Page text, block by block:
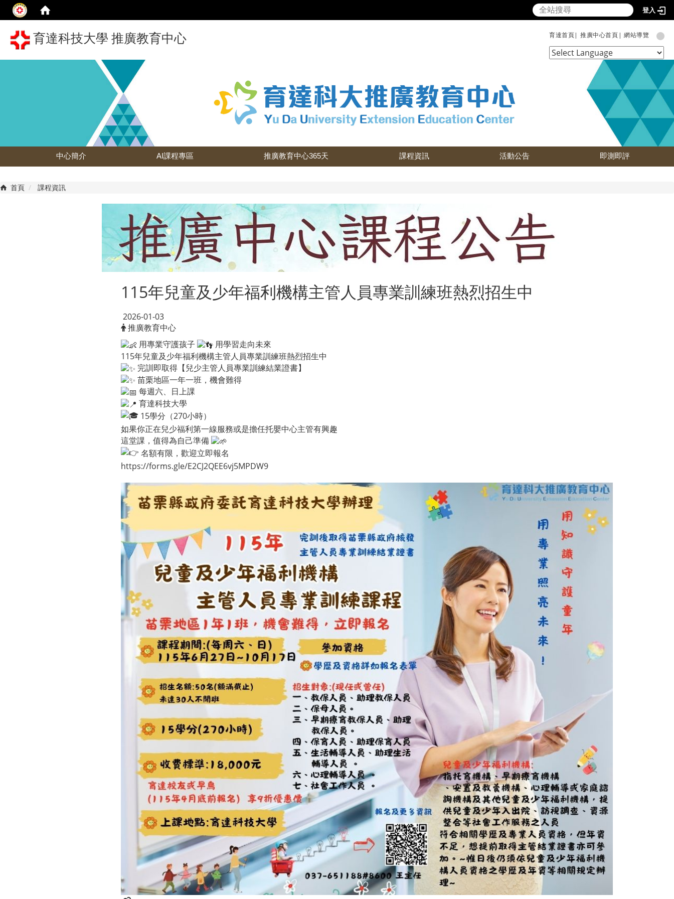
登入
育達科技大學 推廣教育中心 育達首頁| 推廣中心首頁| 網站導覽
Translate
中心簡介 AI課程專區 推廣教育中心365天 課程資訊 活動公告 即測即評
首頁 課程資訊
115年兒童及少年福利機構主管人員專業訓練班熱烈招生中
2026-01-03
推廣教育中心
用專業守護孩子
用學習走向未來
115年兒童及少年福利機構主管人員專業訓練班熱烈招生中
完訓即取得【兒少主管人員專業訓練結業證書】
苗栗地區一年一班，機會難得
每週六、日上課
育達科技大學
15學分（270小時）
如果你正在兒少福利第一線服務或是擔任托嬰中心主管有興趣
這堂課，值得為自己準備
名額有限，歡迎立即報名
https://forms.gle/E2CJ2QEE6vj5MPDW9